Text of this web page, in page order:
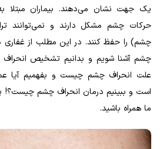
یک جهت نشان می‌دهند. بیماران مبتلا
حرکات چشم مشکل دارند و نمی‌توانند
چشم) را حفظ کنند. در این مطلب از غفاری
چشم آشنا شویم و بدانیم تشخیص
علت انحراف چشم چیست و بفهمیم آیا
است و ببینیم درمان انحراف چشم چیست؟!
ما همراه باشید.